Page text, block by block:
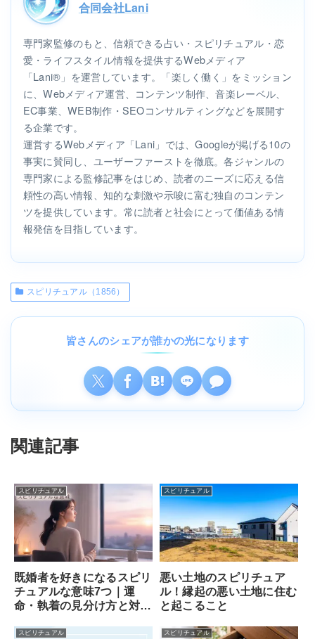
合同会社Lani
専門家監修のもと、信頼できる占い・スピリチュアル・恋
愛・ライフスタイル情報を提供するWebメディア
「Lani®」を運営しています。「楽しく働く」をミッション
に、Webメディア運営、コンテンツ制作、音楽レーベル、
EC事業、WEB制作・SEOコンサルティングなどを展開す
る企業です。
運営するWebメディア「Lani」では、Googleが掲げる10の
事実に賛同し、ユーザーファーストを徹底。各ジャンルの
専門家による監修記事をはじめ、読者のニーズに応える信
頼性の高い情報、知的な刺激や示唆に富む独自のコンテン
ツを提供しています。常に読者と社会にとって価値ある情
報発信を目指しています。
スピリチュアル（1856）
皆さんのシェアが誰かの光になります
関連記事
スピリチュアル
既婚者を好きになるスピリ
チュアルな意味7つ｜運
命・執着の見分け方と対処
スピリチュアル
悪い土地のスピリチュア
ル！縁起の悪い土地に住む
と起こること
スピリチュアル スピリチュアル